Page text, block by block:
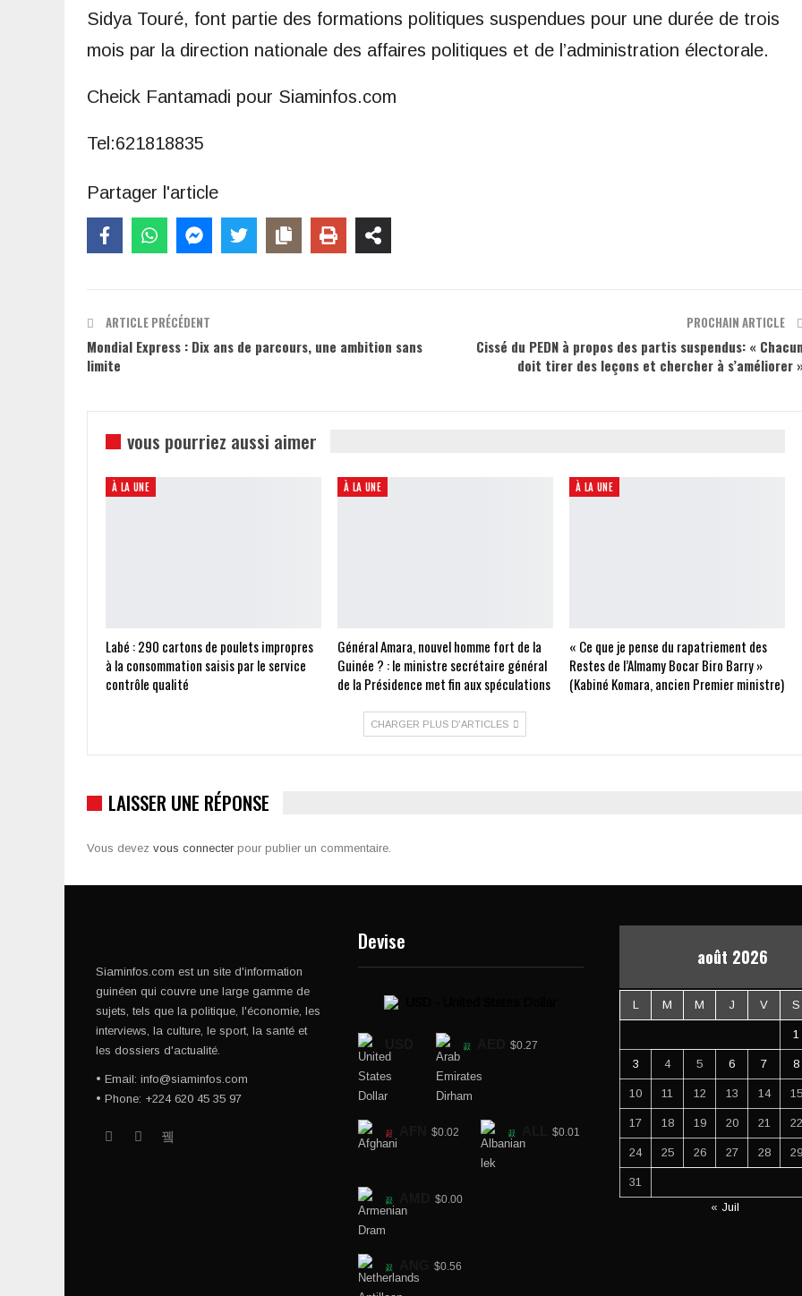
Sidya Touré, font partie des formations politiques suspendues pour une durée de trois
mois par la direction nationale des affaires politiques et de l’administration électorale.
Cheick Fantamadi pour Siaminfos.com
Tel:621818835
Partager l'article
ARTICLE PRÉCÉDENT
Mondial Express : Dix ans de parcours, une ambition sans
limite
PROCHAIN ARTICLE
Cissé du PEDN à propos des partis suspendus: «
doit tirer des leçons et chercher à s’améliorer
vous pourriez aussi aimer
À LA UNE
Labé : 290 cartons de poulets impropres
à la consommation saisis par le service
contrôle qualité
À LA UNE
Général Amara, nouvel homme fort de la
Guinée ? : le ministre secrétaire général
de la Présidence met fin aux spéculations
À LA UNE
« Ce que je pense du rapatriement des
Restes de l’Almamy Bocar Biro Barry »
(Kabiné Komara, ancien Premier ministre)
CHARGER PLUS D'ARTICLES
LAISSER UNE RÉPONSE
Vous devez vous connecter pour publier un commentaire.
Siaminfos.com est un site d'information
guinéen qui couvre une large gamme de
sujets, tels que la politique, l'économie, les
interviews, la culture, le sport, la santé et
les dossiers d'actualité.
• Email: info@siaminfos.com
• Phone: +224 620 45 35 97
Devise
$0.27
$0.02 $0.01
$0.00
$0.56
août 2026
L M M J V S
1
3 4 5 6 7 8
10 11 12 13 14 15
17 18 19 20 21 22
24 25 26 27 28 29
31
« Juil